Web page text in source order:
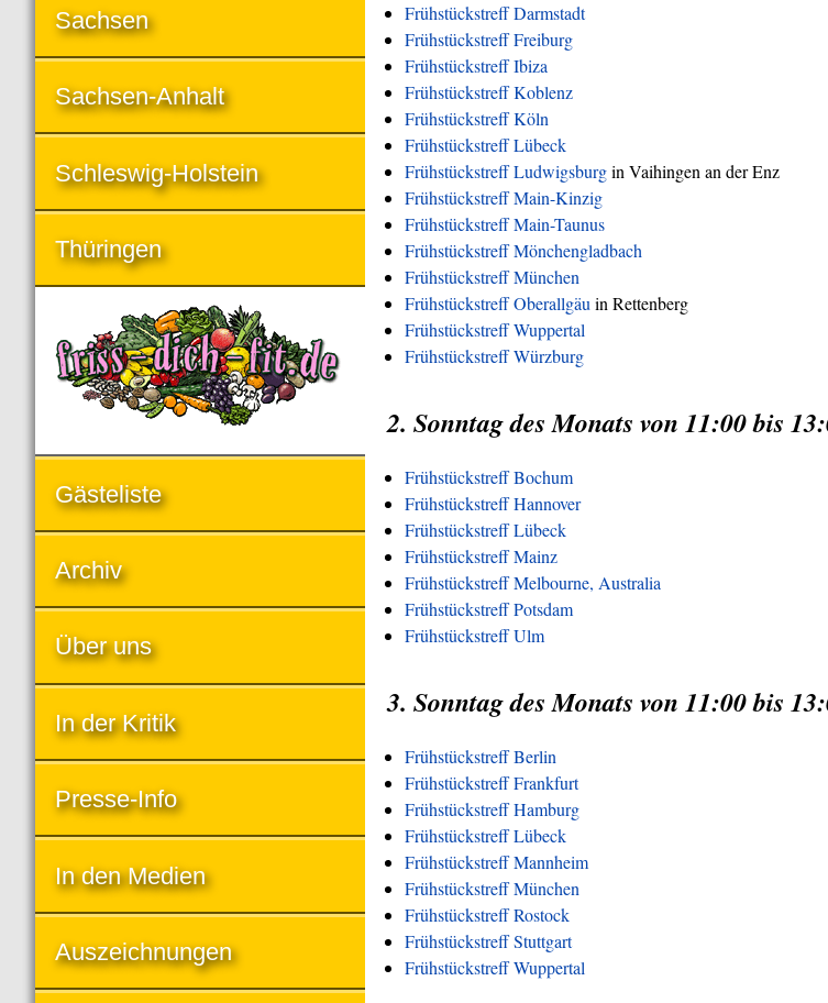
Frühstückstreff Darmstadt
Frühstückstreff Freiburg
Frühstückstreff Ibiza
Frühstückstreff Koblenz
Frühstückstreff Köln
Frühstückstreff Lübeck
Frühstückstreff Ludwigsburgin Vaihingen an der Enz
Frühstückstreff Main-Kinzig
Frühstückstreff Main-Taunus
Frühstückstreff Mönchengladbach
Frühstückstreff München
Frühstückstreff Oberallgäuin Rettenberg
Frühstückstreff Wuppertal
Frühstückstreff Würzburg
2. Sonntag des Monats von 11:00 bis
Frühstückstreff Bochum
Frühstückstreff Hannover
Frühstückstreff Lübeck
Frühstückstreff Mainz
Frühstückstreff Melbourne, Australia
Frühstückstreff Potsdam
Frühstückstreff Ulm
3. Sonntag des Monats von 11:00 bis
Frühstückstreff Berlin
Frühstückstreff Frankfurt
Frühstückstreff Hamburg
Frühstückstreff Lübeck
Frühstückstreff Mannheim
Frühstückstreff München
Frühstückstreff Rostock
Frühstückstreff Stuttgart
Frühstückstreff Wuppertal
Sachsen
Sachsen-Anhalt
Schleswig-Holstein
Thüringen
Gästeliste
Archiv
Über uns
In der Kritik
Presse-Info
In den Medien
Auszeichnungen